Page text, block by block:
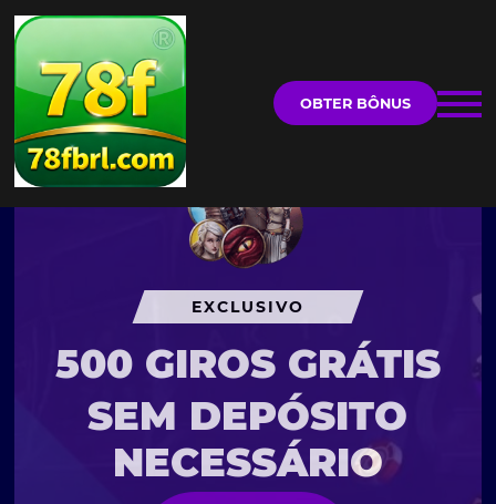
OBTER BÔNUS
EXCLUSIVO
500 GIROS GRÁTIS
SEM DEPÓSITO
NECESSÁRIO